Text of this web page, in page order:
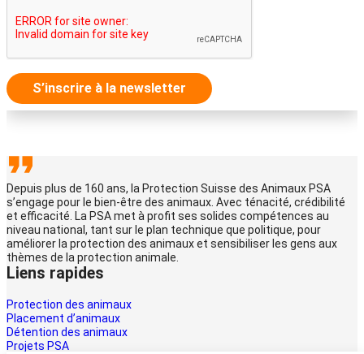
S’inscrire à la newsletter
Depuis plus de 160 ans, la Protection Suisse des Animaux PSA
s’engage pour le bien-être des animaux. Avec ténacité, crédibilité
et efficacité. La PSA met à profit ses solides compétences au
niveau national, tant sur le plan technique que politique, pour
améliorer la protection des animaux et sensibiliser les gens aux
thèmes de la protection animale.
Liens rapides
Protection des animaux
Placement d’animaux
Détention des animaux
Projets PSA